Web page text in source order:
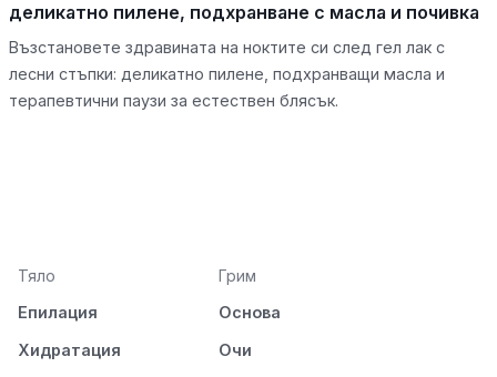
деликатно пилене, подхранване с масла и почивка
Възстановете здравината на ноктите си след гел лак с
лесни стъпки: деликатно пилене, подхранващи масла и
терапевтични паузи за естествен блясък.
Тяло
Епилация
Хидратация
Грим
Основа
Очи